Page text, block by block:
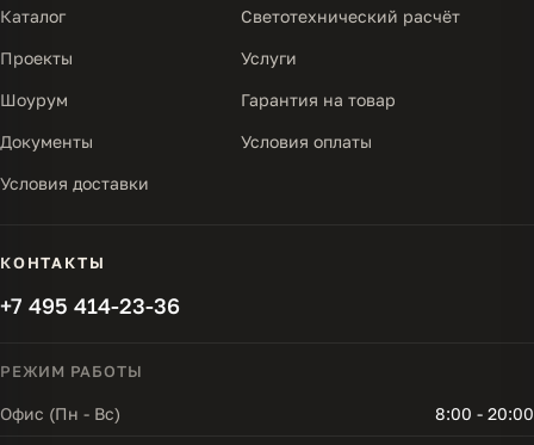
Каталог Светотехнический расчёт
Проекты Услуги
Шоурум Гарантия на товар
Документы Условия оплаты
Условия доставки
КОНТАКТЫ
+7 495 414-23-36
РЕЖИМ РАБОТЫ
Офис (Пн - Вс) 8:00 - 20:00